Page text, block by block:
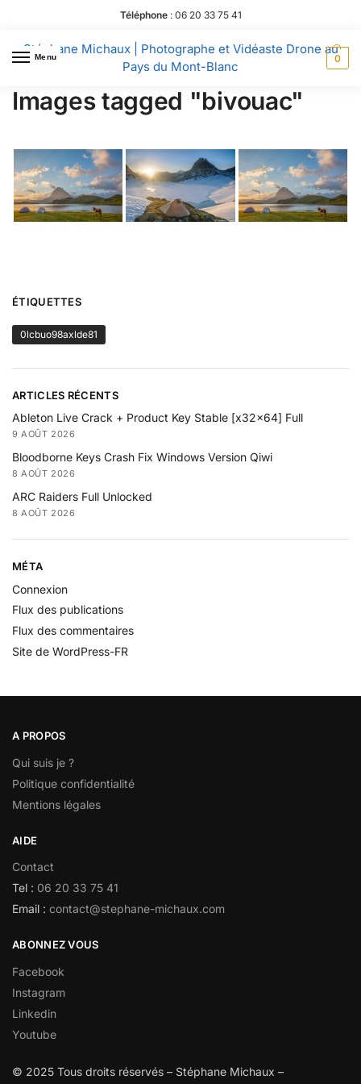
Téléphone: 06 20 33 75 41
Menu
Stéphane Michaux | Photographe et Vidéaste Drone au
Pays du Mont-Blanc
0
Images tagged "bivouac"
ÉTIQUETTES
0lcbuo98axlde81
ARTICLES RÉCENTS
Ableton Live Crack + Product Key Stable [x32x64] Full
9 AOÛT 2026
Bloodborne Keys Crash Fix Windows Version Qiwi
8 AOÛT 2026
ARC Raiders Full Unlocked
8 AOÛT 2026
MÉTA
Connexion
Flux des publications
Flux des commentaires
Site de WordPress-FR
A PROPOS
Qui suis je ?
Politique confidentialité
Mentions légales
AIDE
Contact
Tel : 06 20 33 75 41
Email : contact@stephane-michaux.com
ABONNEZ VOUS
Facebook
Instagram
Linkedin
Youtube
© 2025 Tous droits réservés – Stéphane Michaux –